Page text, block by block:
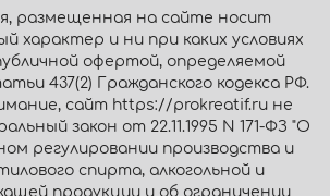
размещенная на сайте носит
характер и ни при каких условиях
офертой, определяемой
437(2) Гражданского кодекса РФ.
сайт https://prokreatif.ru не
закон от 22.11.1995 N 171-ФЗ "О
регулировании производства и
спирта, алкогольной и
продукции и об ограничении